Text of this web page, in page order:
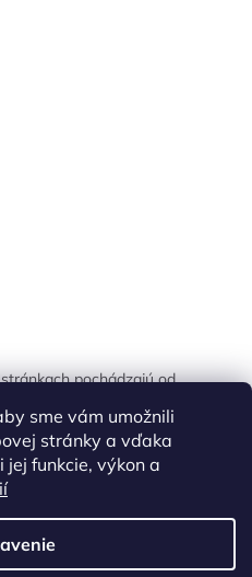
sme vám umožnili
stránky a vďaka
funkcie, výkon a
pochádzajú od
na základe údajov z
Shoptet